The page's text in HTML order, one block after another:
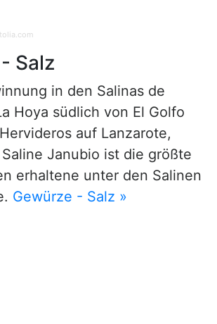
Salz
in den Salinas de
Hoya südlich von El Golfo
auf Lanzarote,
Janubio ist die größte
erhaltene unter den Salinen
Gewürze - Salz »